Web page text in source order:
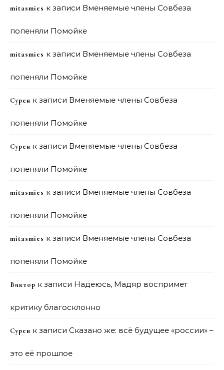
mitasmies к записи Вменяемые члены Совбеза
попеняли Помойке
mitasmies к записи Вменяемые члены Совбеза
попеняли Помойке
Сурен к записи Вменяемые члены Совбеза
попеняли Помойке
Сурен к записи Вменяемые члены Совбеза
попеняли Помойке
mitasmies к записи Вменяемые члены Совбеза
попеняли Помойке
mitasmies к записи Вменяемые члены Совбеза
попеняли Помойке
Виктор к записи Надеюсь, Мадяр воспримет
критику благосклонно
Сурен к записи Сказано же: всё будущее «россии» –
это её прошлое